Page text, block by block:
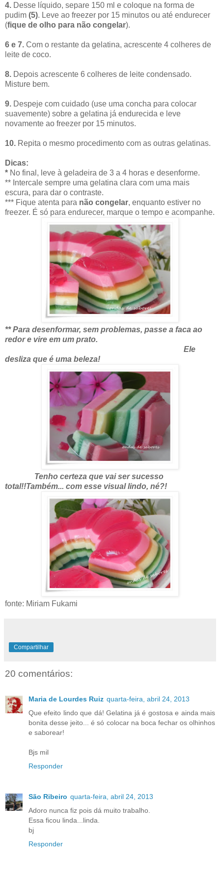
4. Desse líquido, separe 150 ml e coloque na forma de
pudim (5). Leve ao freezer por 15 minutos ou até endurecer
(fique de olho para não congelar).
6 e 7. Com o restante da gelatina, acrescente 4 colheres de
leite de coco.
8. Depois acrescente 6 colheres de leite condensado.
Misture bem.
9. Despeje com cuidado (use uma concha para colocar
suavemente) sobre a gelatina já endurecida e leve
novamente ao freezer por 15 minutos.
10. Repita o mesmo procedimento com as outras gelatinas.
Dicas:
* No final, leve à geladeira de 3 a 4 horas e desenforme.
** Intercale sempre uma gelatina clara com uma mais
escura, para dar o contraste.
*** Fique atenta para não congelar, enquanto estiver no
freezer. É só para endurecer, marque o tempo e acompanhe.
** Para desenformar, sem problemas, passe a faca ao
redor e vire em um prato.
Ele
desliza que é uma beleza!
Tenho certeza que vai ser sucesso
total!!Também... com esse visual lindo, né?!
fonte: Miriam Fukami
Compartilhar
20 comentários:
Maria de Lourdes Ruiz quarta-feira, abril 24, 2013
Que efeito lindo que dá! Gelatina já é gostosa e ainda mais
bonita desse jeito... é só colocar na boca fechar os olhinhos
e saborear!
Bjs mil
Responder
São Ribeiro quarta-feira, abril 24, 2013
Adoro nunca fiz pois dá muito trabalho.
Essa ficou linda...linda.
bj
Responder